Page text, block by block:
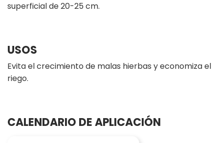
superficial de 20-25 cm.
USOS
Evita el crecimiento de malas hierbas y economiza el
riego.
CALENDARIO DE APLICACIÓN